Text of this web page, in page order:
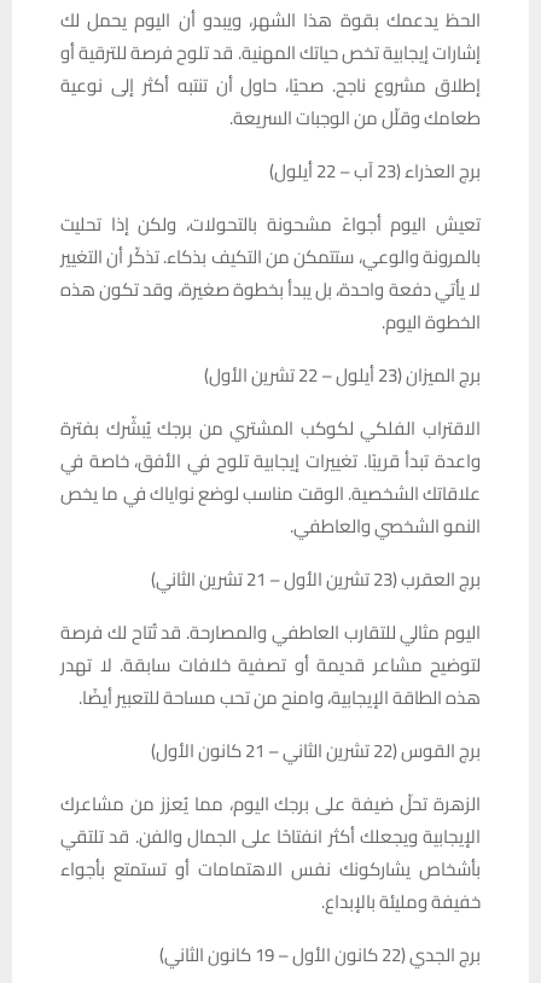
الحظ يدعمك بقوة هذا الشهر، ويبدو أن اليوم يحمل لك
إشارات إيجابية تخص حياتك المهنية. قد تلوح فرصة للترقية أو
إطلاق مشروع ناجح. صحيًا، حاول أن تنتبه أكثر إلى نوعية
طعامك وقلّل من الوجبات السريعة.
برج العذراء (23 آب – 22 أيلول)
تعيش اليوم أجواءً مشحونة بالتحولات، ولكن إذا تحليت
بالمرونة والوعي، ستتمكن من التكيف بذكاء. تذكّر أن التغيير
لا يأتي دفعة واحدة، بل يبدأ بخطوة صغيرة، وقد تكون هذه
الخطوة اليوم.
برج الميزان (23 أيلول – 22 تشرين الأول)
الاقتراب الفلكي لكوكب المشتري من برجك يُبشّرك بفترة
واعدة تبدأ قريبًا. تغييرات إيجابية تلوح في الأفق، خاصة في
علاقاتك الشخصية. الوقت مناسب لوضع نواياك في ما يخص
النمو الشخصي والعاطفي.
برج العقرب (23 تشرين الأول – 21 تشرين الثاني)
اليوم مثالي للتقارب العاطفي والمصارحة. قد تُتاح لك فرصة
لتوضيح مشاعر قديمة أو تصفية خلافات سابقة. لا تهدر
هذه الطاقة الإيجابية، وامنح من تحب مساحة للتعبير أيضًا.
برج القوس (22 تشرين الثاني – 21 كانون الأول)
الزهرة تحلّ ضيفة على برجك اليوم، مما يُعزز من مشاعرك
الإيجابية ويجعلك أكثر انفتاحًا على الجمال والفن. قد تلتقي
بأشخاص يشاركونك نفس الاهتمامات أو تستمتع بأجواء
خفيفة ومليئة بالإبداع.
برج الجدي (22 كانون الأول – 19 كانون الثاني)